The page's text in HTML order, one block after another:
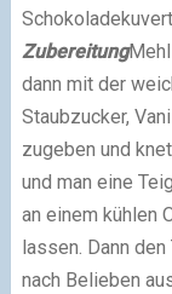
Zubereitung
dann mit der
Staubzucker,
zugeben und
und man eine
an einem kühlen
lassen. Dann
nach Belieben